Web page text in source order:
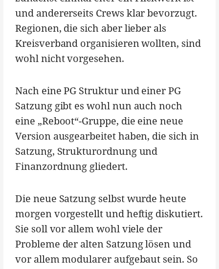
und andererseits Crews klar bevorzugt.
Regionen, die sich aber lieber als
Kreisverband organisieren wollten, sind
wohl nicht vorgesehen.
Nach eine PG Struktur und einer PG
Satzung gibt es wohl nun auch noch
eine „Reboot“-Gruppe, die eine neue
Version ausgearbeitet haben, die sich in
Satzung, Strukturordnung und
Finanzordnung gliedert.
Die neue Satzung selbst wurde heute
morgen vorgestellt und heftig diskutiert.
Sie soll vor allem wohl viele der
Probleme der alten Satzung lösen und
vor allem modularer aufgebaut sein. So